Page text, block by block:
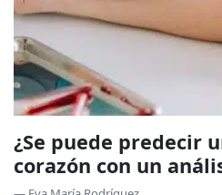
¿Se puede predecir
corazón con un